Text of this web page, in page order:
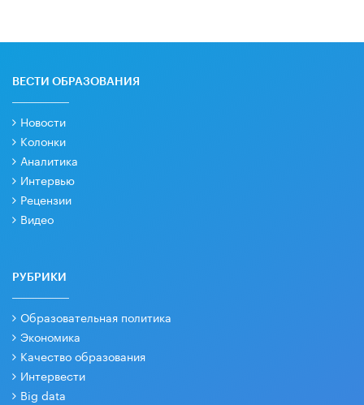
ВЕСТИ ОБРАЗОВАНИЯ
Новости
Колонки
Аналитика
Интервью
Рецензии
Видео
РУБРИКИ
Образовательная политика
Экономика
Качество образования
Интервести
Big data